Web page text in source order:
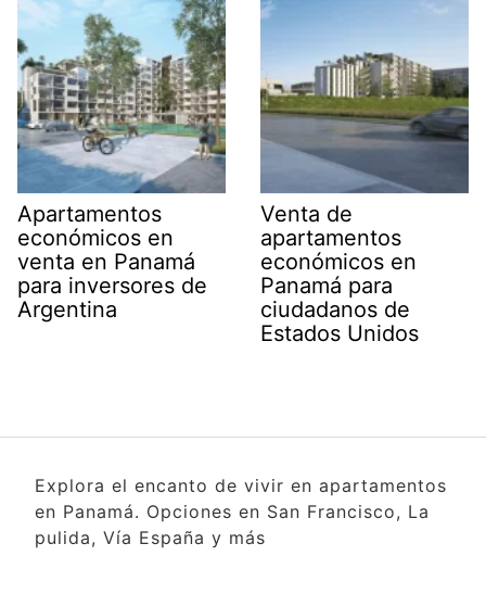
Apartamentos
económicos en
venta en Panamá
para inversores de
Argentina
Venta de
apartamentos
económicos en
Panamá para
ciudadanos de
Estados Unidos
Explora el encanto de vivir en apartamentos
en Panamá. Opciones en San Francisco, La
pulida, Vía España y más